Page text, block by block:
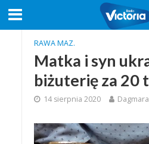
RAWA MAZ.
Matka i syn
biżuterię za 20
14 sierpnia 2020